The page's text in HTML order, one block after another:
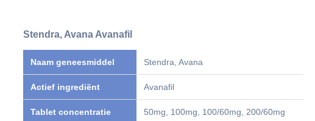
Stendra, Avana Avanafil
Naam geneesmiddel Stendra, Avana
Actief ingrediënt Avanafil
Tablet concentratie 50mg, 100mg, 100/60mg, 200/60mg